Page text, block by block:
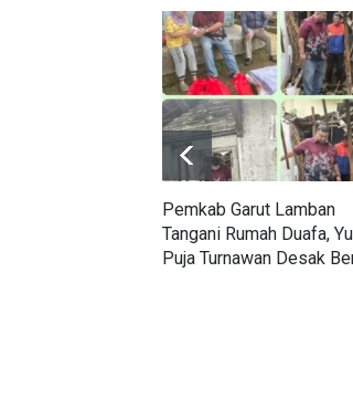
Pemkab Garut Lamban
Tangani Rumah Duafa,
Puja Turnawan Desak